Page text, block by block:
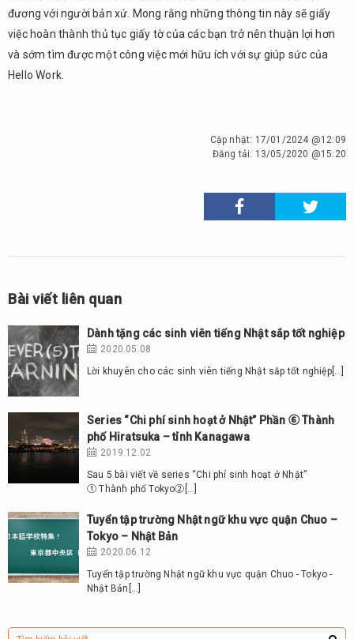
đương với người bản xứ. Mong rằng những thông tin này sẽ giấy
việc hoàn thành thủ tục giấy tờ của các bạn trở nên thuận lợi hơn
và sớm tìm được một công việc mới hữu ích với sự giúp sức của
Hello Work.
Cập nhật: 17/01/2024 @12:09
Đăng tải: 13/05/2020 @15:20
Bài viết liên quan
Dành tặng các sinh viên tiếng Nhật sắp tốt nghiệp
2020.05.08
Lời khuyên cho các sinh viên tiếng Nhật sắp tốt nghiệp[…]
Series “Chi phí sinh hoạt ở Nhật” Phần ⑥ Thành
phố Hiratsuka – tỉnh Kanagawa
2019.12.02
Sau 5 bài viết về series “Chi phí sinh hoạt ở Nhật”
① Thành phố Tokyo②[…]
Tuyển tập trường Nhật ngữ khu vực quận Chuo –
Tokyo – Nhật Bản
2020.06.12
Tuyển tập trường Nhật ngữ khu vực quận Chuo - Tokyo -
Nhật Bản[…]